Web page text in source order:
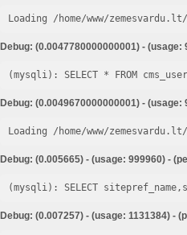
Loading /home/www/
Debug: (0.0047780000000001) - (usage:
Debug: (0.0049670000000001) - (usage:
Loading /home/www/
Debug: (0.005665) - (usage: 999960) -
Debug: (0.007257) - (usage: 1131384) -